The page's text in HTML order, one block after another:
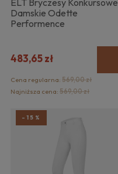
Damskie Odette
Performence
483,65 zł
Cena regularna: 569,00 zł
Najniższa cena: 569,00 zł
-15%